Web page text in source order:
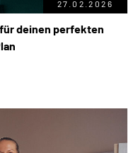
27.02.2026
deinen perfekten